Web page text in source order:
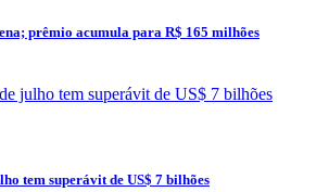
prêmio acumula para R$ 165 milhões
tem superávit de US$ 7 bilhões